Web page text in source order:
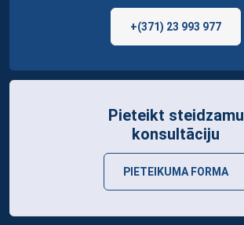
+(371) 23 993 977
Pieteikt steidzamu
konsultāciju
PIETEIKUMA FORMA